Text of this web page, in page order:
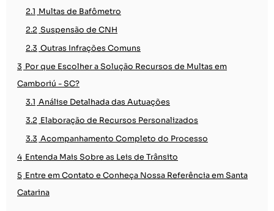
2.1 Multas de Bafômetro
2.2 Suspensão de CNH
2.3 Outras Infrações Comuns
3 Por que Escolher a Solução Recursos de Multas em
Camboriú - SC?
3.1 Análise Detalhada das Autuações
3.2 Elaboração de Recursos Personalizados
3.3 Acompanhamento Completo do Processo
4 Entenda Mais Sobre as Leis de Trânsito
5 Entre em Contato e Conheça Nossa Referência em Santa
Catarina